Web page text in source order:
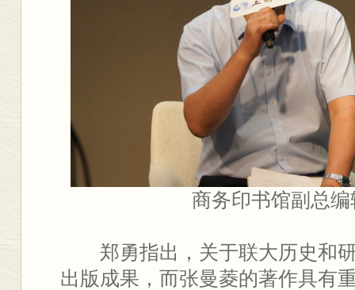
商务印书馆副总编
郑勇指出，关于联大历史和
出版成果，而张曼菱的著作具有